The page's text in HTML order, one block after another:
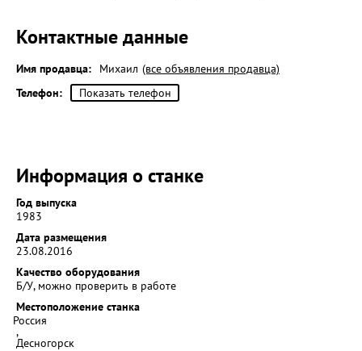
Контактные данные
Имя продавца: Михаил (все объявления продавца)
Телефон:
Показать телефон
Информация о станке
Год выпуска
1983
Дата размещения
23.08.2016
Качество оборудования
Б/У, можно проверить в работе
Местоположение станка
Россия
,
Десногорск